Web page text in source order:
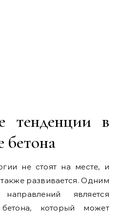
тенденции в
бетона
не стоят на месте, и
развивается. Одним
является
который может